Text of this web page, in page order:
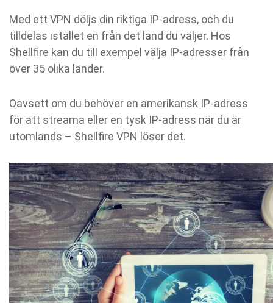
Med ett VPN döljs din riktiga IP-adress, och du
tilldelas istället en från det land du väljer. Hos
Shellfire kan du till exempel välja IP-adresser från
över 35 olika länder.
Oavsett om du behöver en amerikansk IP-adress
för att streama eller en tysk IP-adress när du är
utomlands – Shellfire VPN löser det.